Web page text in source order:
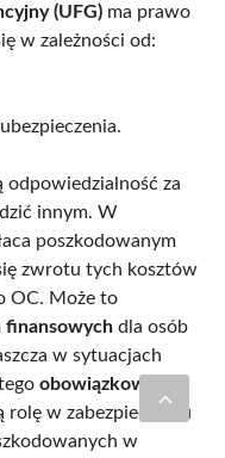
(UFG) ma prawo
w zależności od:
odpowiedzialność za
innym. W
poszkodowanym
zwrotu tych kosztów
OC. Może to
finansowych dla osób
w sytuacjach
obowiązkowe
w zabezpieczeniu
w